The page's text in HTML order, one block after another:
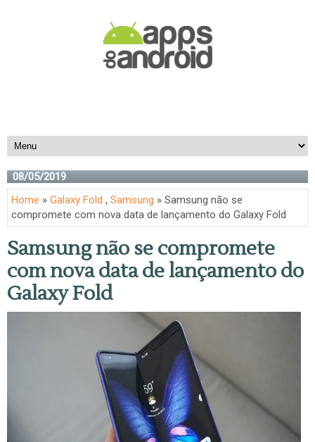
08/05/2019
Home » Galaxy Fold , Samsung » Samsung não se
compromete com nova data de lançamento do Galaxy Fold
Samsung não se compromete
com nova data de lançamento do
Galaxy Fold